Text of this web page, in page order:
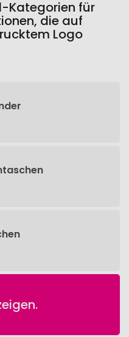
Kategorien für
die auf
Logo